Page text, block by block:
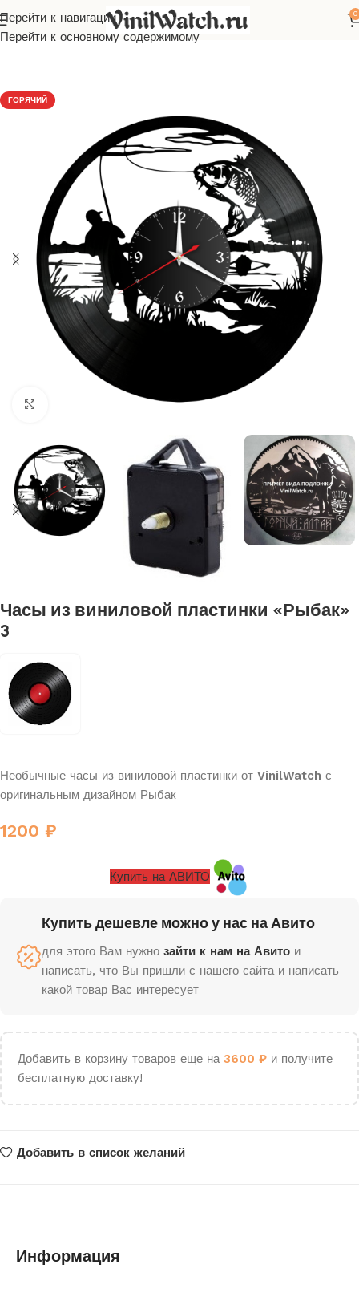
Перейти к навигации
Перейти к основному содержимому
0
Главная Часы из виниловой пластинки Профессии, хобби
ГОРЯЧИЙ
Нажмите, чтобы увеличить
Часы из виниловой пластинки «Рыбак»
3
Необычные часы из виниловой пластинки от VinilWatch с
оригинальным дизайном Рыбак
1200 ₽
Купить на АВИТО
Купить дешевле можно у нас на Авито
для этого Вам нужно зайти к нам на Авито и
написать, что Вы пришли с нашего сайта и написать
какой товар Вас интересует
Добавить в корзину товаров еще на 3600 ₽ и получите
бесплатную доставку!
Добавить в список желаний
Информация